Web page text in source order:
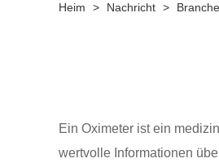
Heim > Nachricht >
Ein Oximeter ist ein
wertvolle Informationen